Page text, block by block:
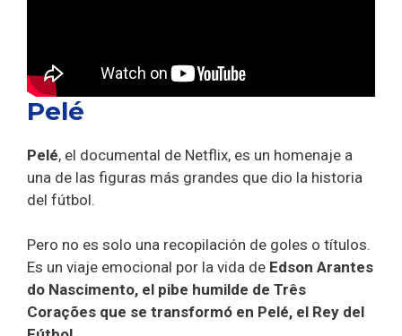
Pelé
Pelé, el documental de Netflix, es un homenaje a
una de las figuras más grandes que dio la historia
del fútbol.
Pero no es solo una recopilación de goles o títulos.
Es un viaje emocional por la vida de Edson Arantes
do Nascimento, el pibe humilde de Três
Corações que se transformó en Pelé, el Rey del